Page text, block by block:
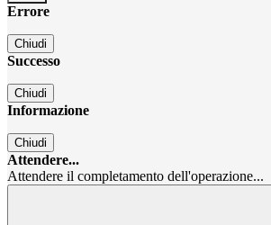
Errore
Chiudi
Successo
Chiudi
Informazione
Chiudi
Attendere...
Attendere il completamento dell'operazione...